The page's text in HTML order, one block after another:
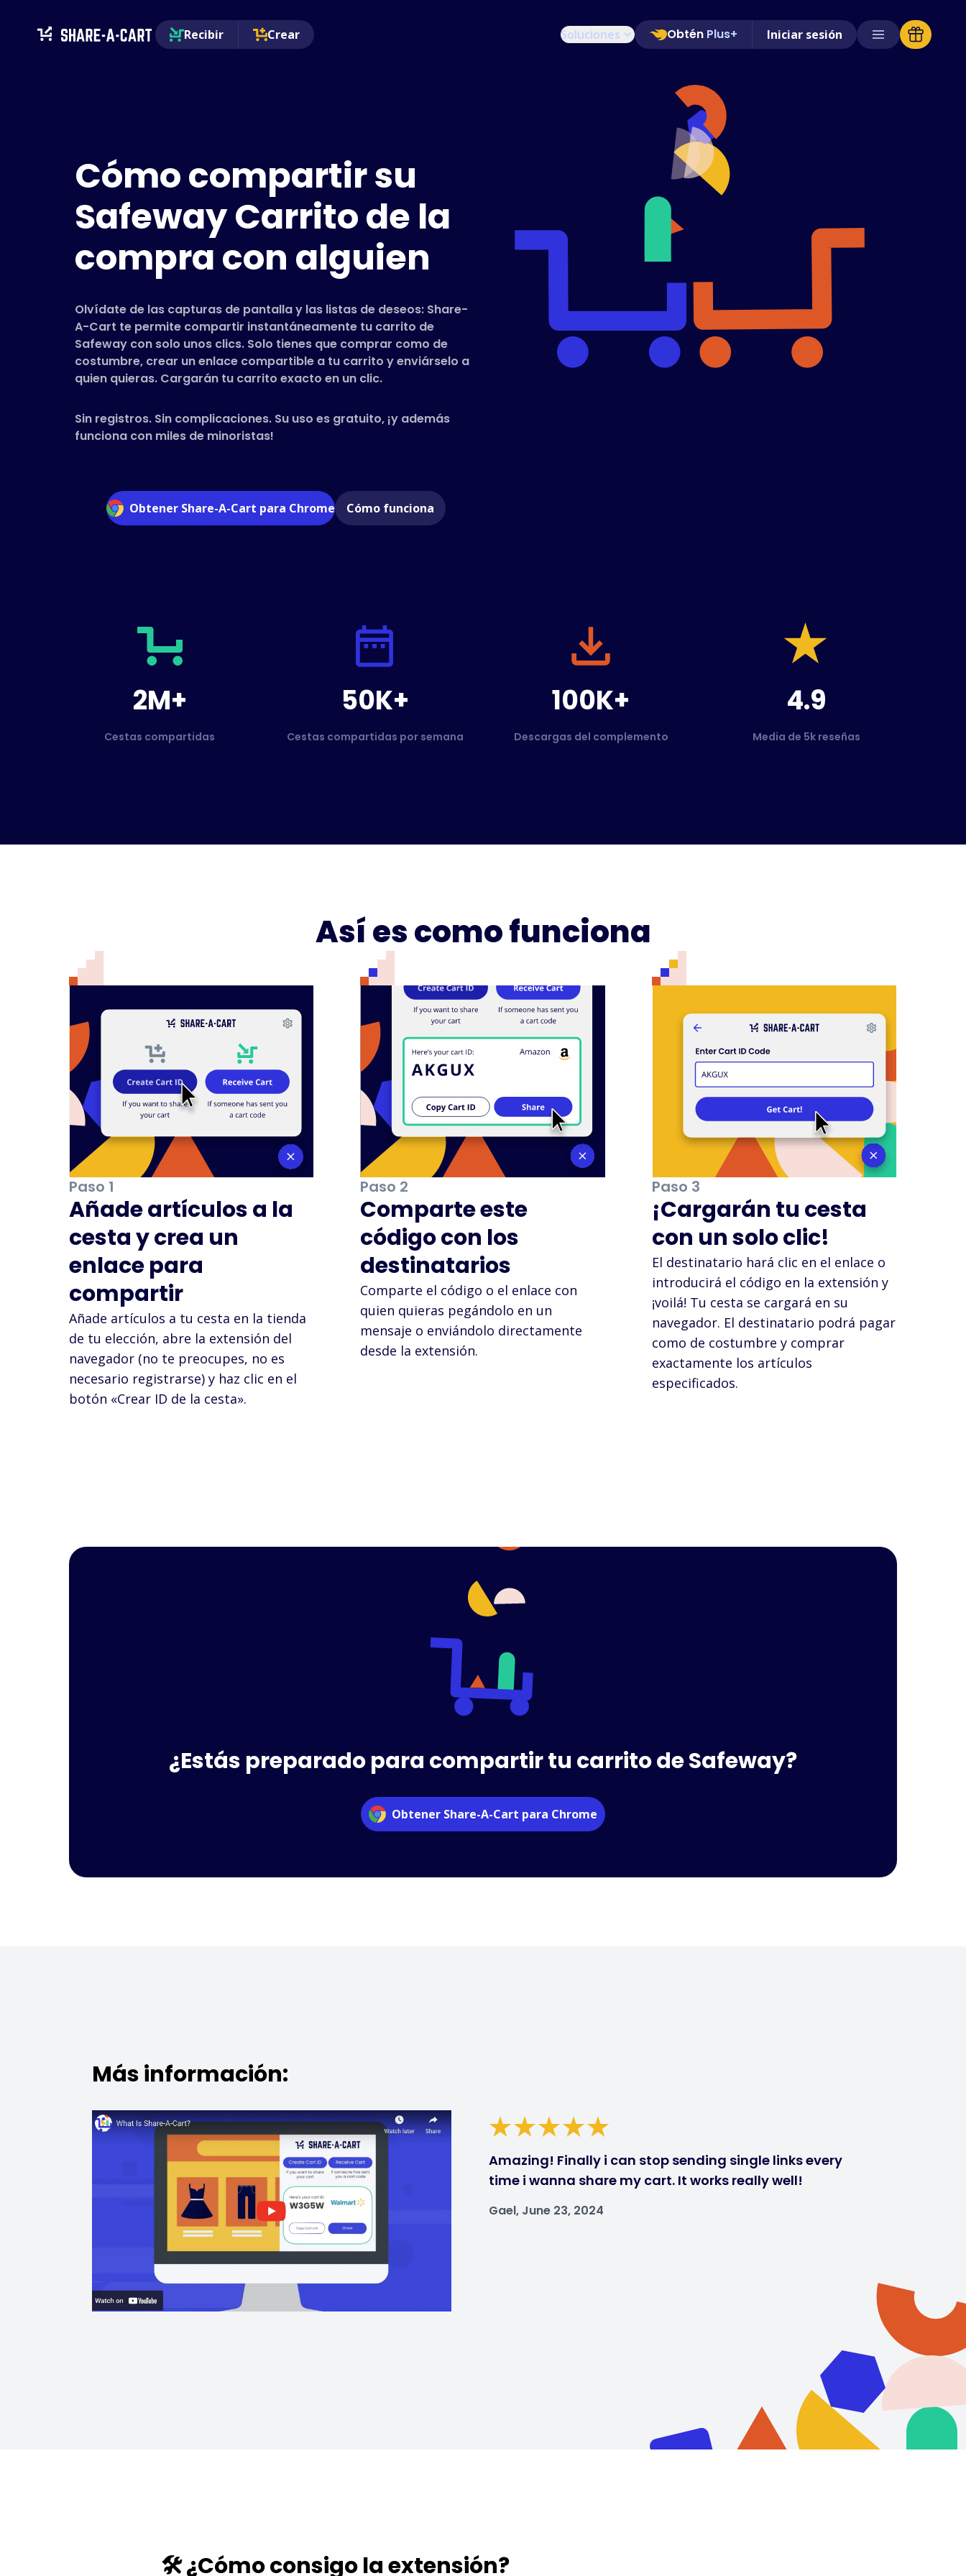
Recibir Crear Soluciones Obtén Plus+ Iniciar sesión
Cómo compartir su
Safeway Carrito de la
compra con alguien
Olvídate de las capturas de pantalla y las listas de deseos: Share-
A-Cart te permite compartir instantáneamente tu carrito de
Safeway con solo unos clics. Solo tienes que comprar como de
costumbre, crear un enlace compartible a tu carrito y enviárselo a
quien quieras. Cargarán tu carrito exacto en un clic.
Sin registros. Sin complicaciones. Su uso es gratuito, ¡y además
funciona con miles de minoristas!
Obtener Share-A-Cart para Chrome Cómo funciona
2M+
Cestas compartidas
50K+
Cestas compartidas por semana
100K+
Descargas del complemento
4.9
Media de 5k reseñas
Así es como funciona
Paso 1
Añade artículos a la
cesta y crea un
enlace para
compartir
Añade artículos a tu cesta en la tienda
de tu elección, abre la extensión del
navegador (no te preocupes, no es
necesario registrarse) y haz clic en el
botón «Crear ID de la cesta».
Paso 2
Comparte este
código con los
destinatarios
Comparte el código o el enlace con
quien quieras pegándolo en un
mensaje o enviándolo directamente
desde la extensión.
Paso 3
¡Cargarán tu cesta
con un solo clic!
El destinatario hará clic en el enlace o
introducirá el código en la extensión y
¡voilá! Tu cesta se cargará en su
navegador. El destinatario podrá pagar
como de costumbre y comprar
exactamente los artículos
especificados.
¿Estás preparado para compartir tu carrito de Safeway?
Obtener Share-A-Cart para Chrome
Más información:
Amazing! Finally i can stop sending single links every
time i wanna share my cart. It works really well!
Gael, June 23, 2024
🛠️ ¿Cómo consigo la extensión?